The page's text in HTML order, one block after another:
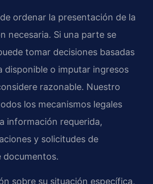
ordenar la presentación de la
necesaria. Si una parte se
tomar decisiones basadas
disponible o imputar ingresos
razonable. Nuestro
los mecanismos legales
información requerida,
y solicitudes de
documentos.
sobre su situación específica,